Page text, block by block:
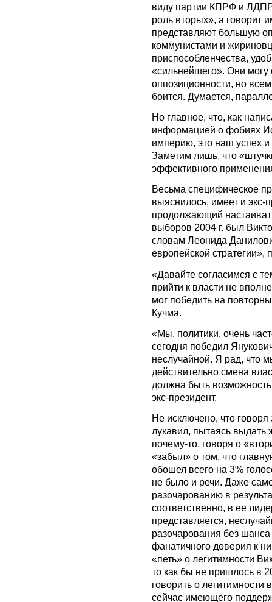
виду партии КПРФ и
роль вторых», а говорит
представляют большую
коммунистами и
приспособленчества,
«сильнейшего». Они могу
оппозиционности, но
боится. Думается,
Но главное, что, как
информацией о фобиях
империю, это наш успех
Заметим лишь, что
эффективного
Весьма специфическое
выяснилось, имеет и экс-
продолжающий
выборов 2004 г. был
словам Леонида
европейской
«Давайте согласимся с
прийти к власти не
мог победить на
Кучма.
«Мы, политики, очень
сегодня победил
неслучайной. Я рад, что
действительно смена
должна быть
экс-президент.
Не исключено, что
лукавил, пытаясь выдать
почему-то, говоря о
«забыл» о том, что
обошел всего на 3%
не было и речи. Даже
разочарованию в
соответственно, в ее
представляется,
разочарования без
фанатичного доверия к
«петь» о легитимности
то как бы не пришлось в
говорить о легитимности
сейчас имеющего